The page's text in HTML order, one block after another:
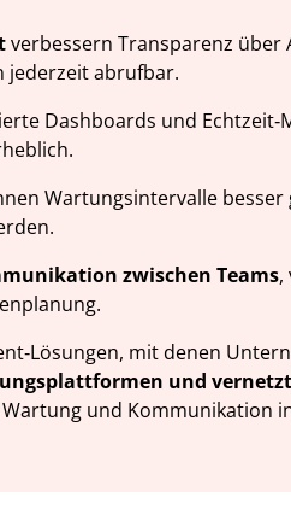
verbessern Transparenz über
jederzeit abrufbar.
Dashboards und
Wartungsintervalle besser
zwischen Teams,
mit denen
und
und Kommunikation